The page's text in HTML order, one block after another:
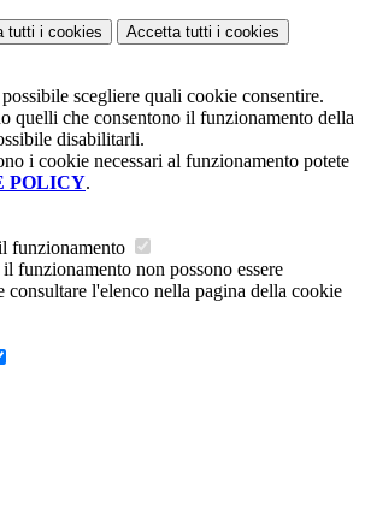
tutti i cookies Accetta tutti i cookies
scegliere quali cookie consentire.
quelli che consentono il funzionamento della
disabilitarli.
i cookie necessari al funzionamento potete
POLICY.
funzionamento
funzionamento non possono essere
consultare l'elenco nella pagina della cookie